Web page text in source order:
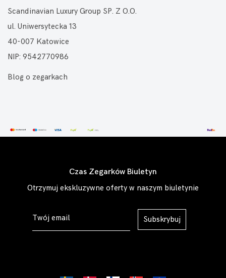
Scandinavian Luxury Group SP. Z O.O.
ul. Uniwersytecka 13
40-007 Katowice
NIP: 9542770986
Blog o zegarkach
Czas Zegarków Biuletyn
Otrzymuj ekskluzywne oferty w naszym biuletynie
Subskrybuj